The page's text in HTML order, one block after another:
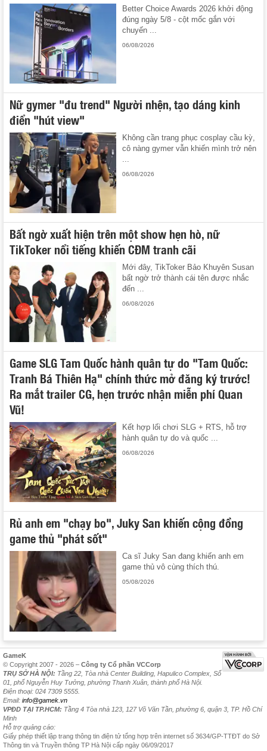
Better Choice Awards 2026 khởi động
đúng ngày 5/8 - cột mốc gắn với
chuyến ...
06/08/2026
Nữ gymer "đu trend" Người nhện, tạo dáng kinh
điển "hút view"
Không cần trang phục cosplay cầu kỳ,
cô nàng gymer vẫn khiến mình trở nên
...
06/08/2026
Bất ngờ xuất hiện trên một show hẹn hò, nữ
TikToker nổi tiếng khiến CĐM tranh cãi
Mới đây, TikToker Bảo Khuyên Susan
bất ngờ trở thành cái tên được nhắc
đến ...
06/08/2026
Game SLG Tam Quốc hành quân tự do "Tam Quốc:
Tranh Bá Thiên Hạ" chính thức mở đăng ký trước!
Ra mắt trailer CG, hẹn trước nhận miễn phí Quan
Vũ!
Kết hợp lối chơi SLG + RTS, hỗ trợ
hành quân tự do và quốc ...
06/08/2026
Rủ anh em "chạy bo", Juky San khiến cộng đồng
game thủ "phát sốt"
Ca sĩ Juky San đang khiến anh em
game thủ vô cùng thích thú.
05/08/2026
GameK
© Copyright 2007 - 2026 – Công ty Cổ phần VCCorp
TRỤ SỞ HÀ NỘI: Tầng 22, Tòa nhà Center Building, Hapulico Complex, Số
01, phố Nguyễn Huy Tưởng, phường Thanh Xuân, thành phố Hà Nội.
Điện thoại: 024 7309 5555.
Email: info@gamek.vn
VPĐD TẠI TP.HCM: Tầng 4 Tòa nhà 123, 127 Võ Văn Tần, phường 6, quận 3, TP. Hồ Chí
Minh
Hỗ trợ quảng cáo:
Giấy phép thiết lập trang thông tin điện tử tổng hợp trên internet số 3634/GP-TTĐT do Sở
Thông tin và Truyền thông TP Hà Nội cấp ngày 06/09/2017